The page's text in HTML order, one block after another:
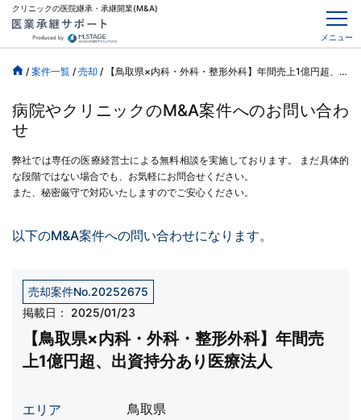
クリニックの医院継承・承継開業(M&A)
メニュー
/ 案件一覧 / 売却 / 【鳥取県×内科・外科・整形外科】年間売上1億円超、出資持分あり医療法人
病院やクリニックのM&A案件へのお問い合わ
せ
弊社では専任の医療経営士による無料相談を実施しております。
まだ具体的
な段階ではない場合でも、お気軽にお問合せください。
また、秘密厳守で対応いたしますのでご安心ください。
以下のM&A案件への問い合わせになります。
売却案件No.20252675
掲載日：
2025/01/23
【鳥取県×内科・外科・整形外科】年間売
上1億円超、出資持分あり医療法人
エリア 鳥取県